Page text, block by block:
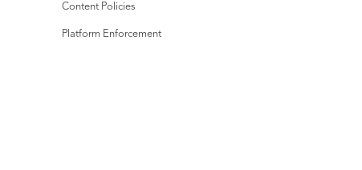
Content Policies
Platform Enforcement